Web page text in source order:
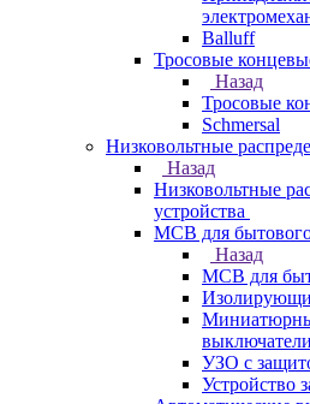
Balluff
Тросовые
Назад
Тросовые
Schmersal
Низковольтные
Назад
Низковольтные
устройства
MCB для
Назад
MCB для
выключатели
УЗО с
Устройство